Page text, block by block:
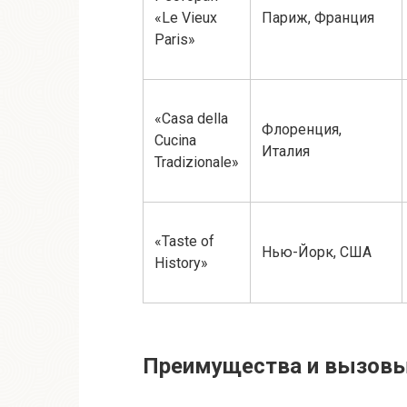
«Le Vieux
Paris»
Париж, Франция
«Casa della
Cucina
Tradizionale»
Флоренция,
Италия
«Taste of
History»
Нью-Йорк, США
Преимущества и